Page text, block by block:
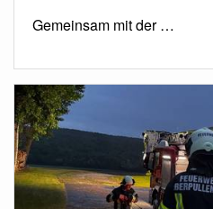
Gemeinsam mit der …